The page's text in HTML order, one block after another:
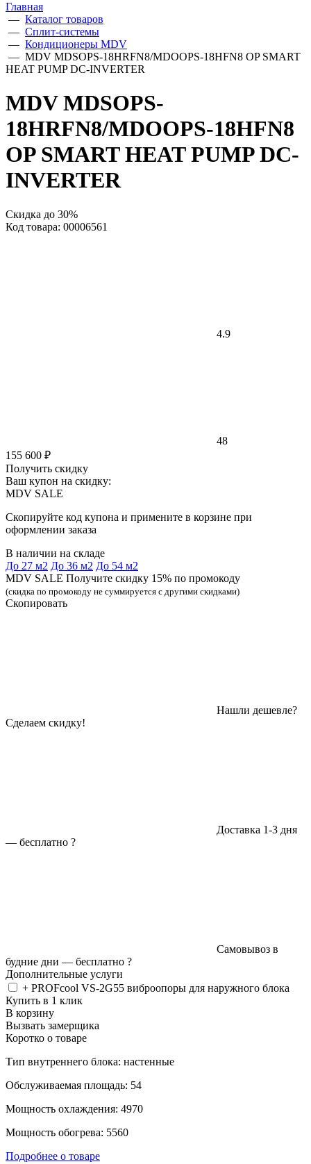
Главная
— Каталог товаров
— Сплит-системы
— Кондиционеры MDV
— MDV MDSOPS-18HRFN8/MDOOPS-18HFN8 OP SMART
HEAT PUMP DC-INVERTER
MDV MDSOPS-
18HRFN8/MDOOPS-18HFN8
OP SMART HEAT PUMP DC-
INVERTER
Скидка до 30%
Код товара: 00006561
4.9
48
155 600 ₽
Получить скидку
Ваш купон на скидку:
MDV SALE
Скопируйте код купона и примените в корзине при
оформлении заказа
В наличии на складе
До 27 м2 До 36 м2 До 54 м2
MDV SALE Получите скидку 15% по промокоду
(скидка по промокоду не суммируется с другими скидками)
Скопировать
Нашли дешевле?
Сделаем скидку!
Доставка 1-3 дня
— бесплатно ?
Самовывоз в
будние дни — бесплатно ?
Дополнительные услуги
+ PROFcool VS-2G55 виброопоры для наружного блока
Купить в 1 клик
В корзину
Вызвать замерщика
Коротко о товаре
Тип внутреннего блока: настенные
Обслуживаемая площадь: 54
Мощность охлаждения: 4970
Мощность обогрева: 5560
Подробнее о товаре